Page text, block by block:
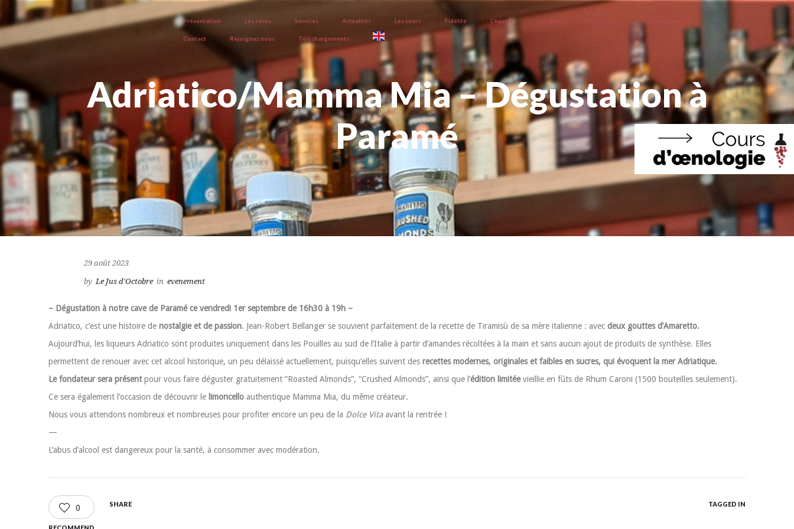
Présentation Les caves Services Actualités Les cours Fidélité L’équipe Jaja Box Producteurs Engagements
Contact Rejoignez nous Téléchargements
Adriatico/Mamma Mia – Dégustation à
Paramé
29 août 2023
by Le Jus d'Octobre in evenement
– Dégustation à notre cave de Paramé ce vendredi 1er septembre de 16h30 à 19h –
Adriatico, c’est une histoire de nostalgie et de passion. Jean-Robert Bellanger se souvient parfaitement de la recette de Tiramisù de sa mère italienne : avec deux gouttes d’Amaretto.
Aujourd’hui, les liqueurs Adriatico sont produites uniquement dans les Pouilles au sud de l’Italie à partir d’amandes récoltées à la main et sans aucun ajout de produits de synthèse. Elles
permettent de renouer avec cet alcool historique, un peu délaissé actuellement, puisqu’elles suivent des recettes modernes, originales et faibles en sucres, qui évoquent la mer Adriatique.
Le fondateur sera présentpour vous faire déguster gratuitement “Roasted Almonds”, “Crushed Almonds”, ainsi que l’édition limitéevieillie en fûts de Rhum Caroni (1500 bouteilles seulement).
Ce sera également l’occasion de découvrir le limoncello authentique Mamma Mia, du même créateur.
Nous vous attendons nombreux et nombreuses pour profiter encore un peu de la Dolce Vitaavant la rentrée !
—
L’abus d’alcool est dangereux pour la santé, à consommer avec modération.
0 SHARE TAGGED IN